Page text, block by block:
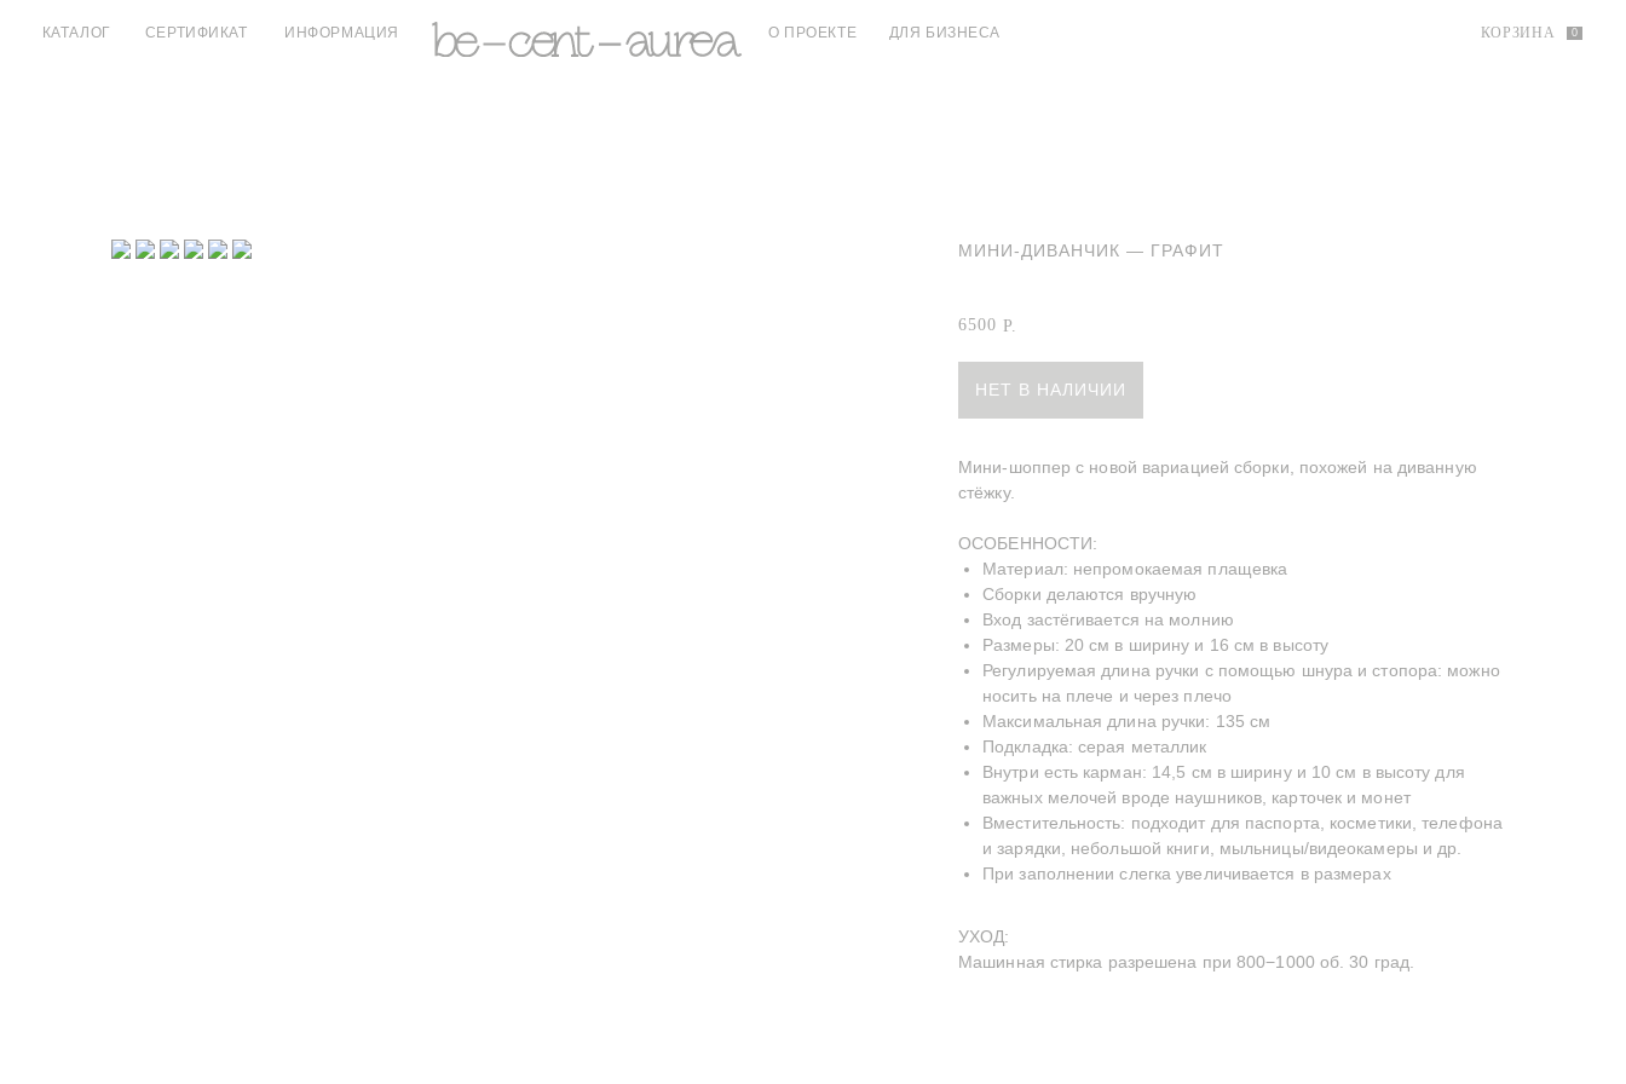
О ПРОЕКТЕ ДЛЯ БИЗНЕСА
КАТАЛОГ СЕРТИФИКАТ ИНФОРМАЦИЯ
МИНИ-ДИВАНЧИК — ГРАФИТ
6500 Р.
НЕТ В НАЛИЧИИ
Мини-шоппер с новой вариацией сборки, похожей на диванную
стёжку.
ОСОБЕННОСТИ:
Материал: непромокаемая плащевка
Сборки делаются вручную
Вход застёгивается на молнию
Размеры: 20 см в ширину и 16 см в высоту
Регулируемая длина ручки с помощью шнура и стопора: можно
носить на плече и через плечо
Максимальная длина ручки: 135 см
Подкладка: серая металлик
Внутри есть карман: 14,5 см в ширину и 10 см в высоту для
важных мелочей вроде наушников, карточек и монет
Вместительность: подходит для паспорта, косметики, телефона
и зарядки, небольшой книги, мыльницы/видеокамеры и др.
При заполнении слегка увеличивается в размерах
УХОД:
Машинная стирка разрешена при 800−1000 об. 30 град.